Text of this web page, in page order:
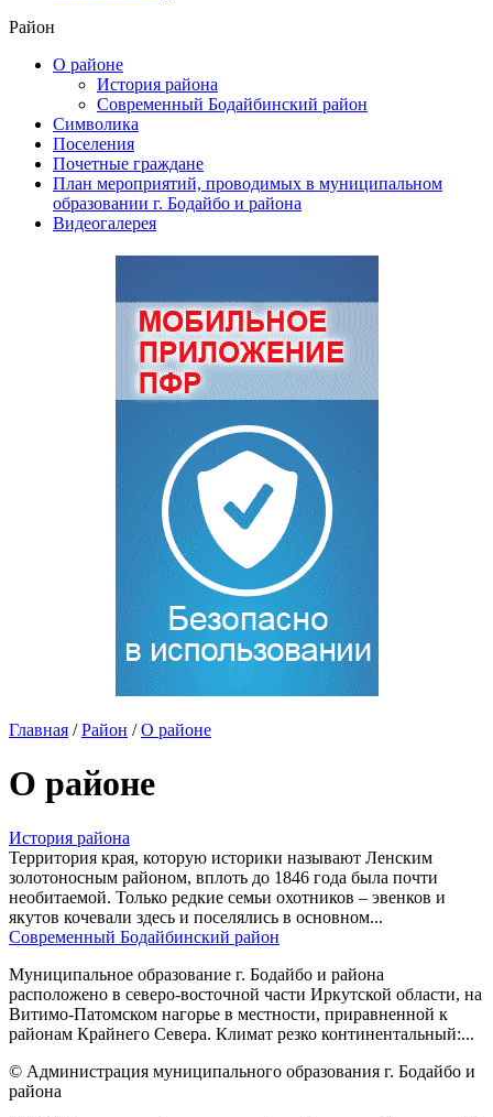
Район
О районе
История района
Современный Бодайбинский район
Символика
Поселения
Почетные граждане
План мероприятий, проводимых в муниципальном
образовании г. Бодайбо и района
Видеогалерея
Главная / Район / О районе
О районе
История района
Территория края, которую историки называют Ленским
золотоносным районом, вплоть до 1846 года была почти
необитаемой. Только редкие семьи охотников – эвенков и
якутов кочевали здесь и поселялись в основном...
Современный Бодайбинский район
Муниципальное образование г. Бодайбо и района
расположено в северо-восточной части Иркутской области, на
Витимо-Патомском нагорье в местности, приравненной к
районам Крайнего Севера. Климат резко континентальный:...
© Администрация муниципального образования г. Бодайбо и
района